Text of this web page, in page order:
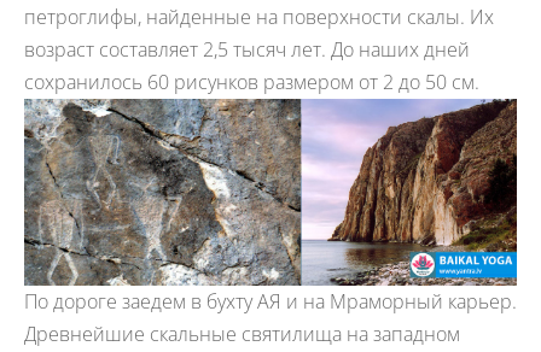
петроглифы, найденные на поверхности скалы. Их
возраст составляет 2,5 тысяч лет. До наших дней
сохранилось 60 рисунков размером от 2 до 50 см.
По дороге заедем в бухту АЯ и на Мраморный карьер.
Древнейшие скальные святилища на западном